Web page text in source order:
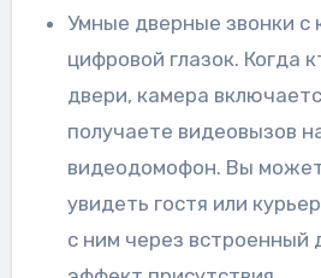
Умные дверные звонки с
цифровой глазок. Когда
двери, камера
получаете видеовызов
видеодомофон. Вы
увидеть гостя или
с ним через встроенный